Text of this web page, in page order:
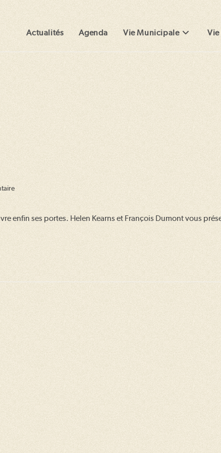
Actualités Agenda Vie Municipale Vie
enfin ses portes. Helen Kearns et François Dumont vous